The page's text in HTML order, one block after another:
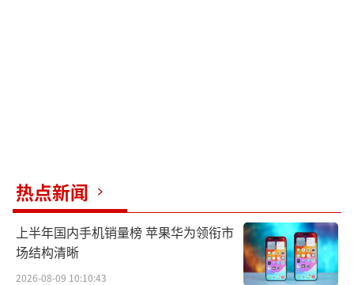
热点新闻
上半年国内手机销量榜 苹果华为领衔市
场结构清晰
2026-08-09 10:10:43